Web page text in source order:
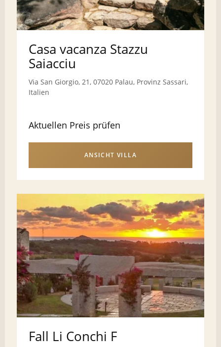
Casa vacanza Stazzu
Saiacciu
Via San Giorgio, 21, 07020 Palau, Provinz Sassari,
Italien
Aktuellen Preis prüfen
ANSICHT VILLA
Fall Li Conchi F